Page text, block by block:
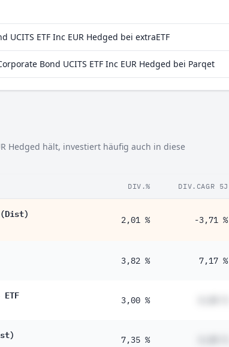
ETF Inc EUR Hedged bei extraETF
Bond UCITS ETF Inc EUR Hedged bei Parqet
Hedged hält, investiert häufig auch in diese
DIV.% DIV.CAGR 5J
(Dist)
2,01 % -3,71 %
3,82 % 7,17 %
3,00 %
7,35 %